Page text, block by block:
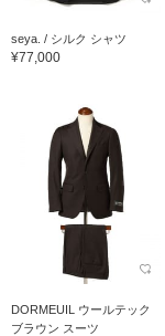
seya. / シルク シャツ
¥77,000
DORMEUIL ウールテック
ブラウン スーツ